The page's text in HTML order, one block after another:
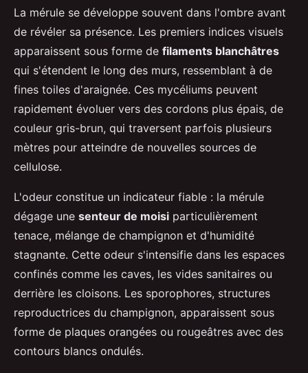
La mérule se développe souvent dans l'ombre avant
de révéler sa présence. Les premiers indices visuels
apparaissent sous forme de filaments blanchâtres
qui s'étendent le long des murs, ressemblant à de
fines toiles d'araignée. Ces mycéliums peuvent
rapidement évoluer vers des cordons plus épais, de
couleur gris-brun, qui traversent parfois plusieurs
mètres pour atteindre de nouvelles sources de
cellulose.
L'odeur constitue un indicateur fiable : la mérule
dégage une senteur de moisi particulièrement
tenace, mélange de champignon et d'humidité
stagnante. Cette odeur s'intensifie dans les espaces
confinés comme les caves, les vides sanitaires ou
derrière les cloisons. Les sporophores, structures
reproductrices du champignon, apparaissent sous
forme de plaques orangées ou rougeâtres avec des
contours blancs ondulés.